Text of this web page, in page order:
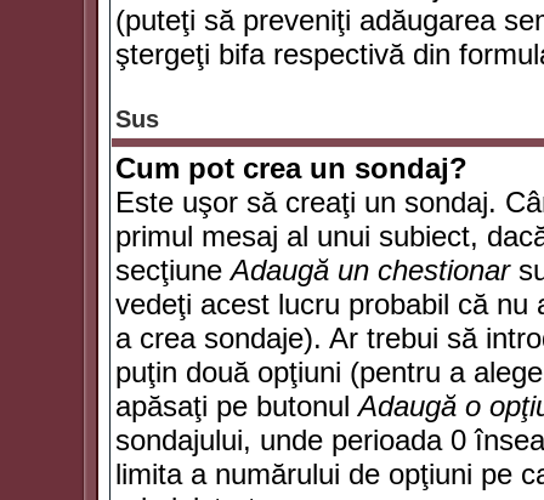
(puteţi să preveniţi adăugarea
ştergeţi bifa respectivă din
Sus
Cum pot crea un sondaj?
Este uşor să creaţi un sondaj.
primul mesaj al unui subiect,
secţiuneAdaugă un chestionar
vedeţi acest lucru probabil că nu
a crea sondaje). Ar trebui să
puţin două opţiuni (pentru a
apăsaţi pe butonulAdaugă o
sondajului, unde perioada 0
limita a numărului de opţiuni pe